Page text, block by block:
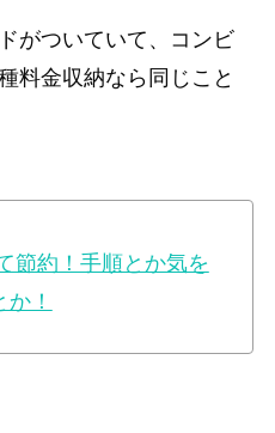
がついていて、コンビ
料金収納なら同じこと
節約！手順とか気を
！